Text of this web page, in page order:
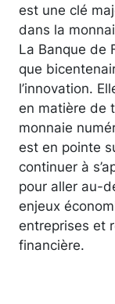
est une clé
dans la
La Banque de
que
l’innovation.
en matière de
monnaie
est en pointe
continuer à
pour aller au-
enjeux
entreprises et
financière.